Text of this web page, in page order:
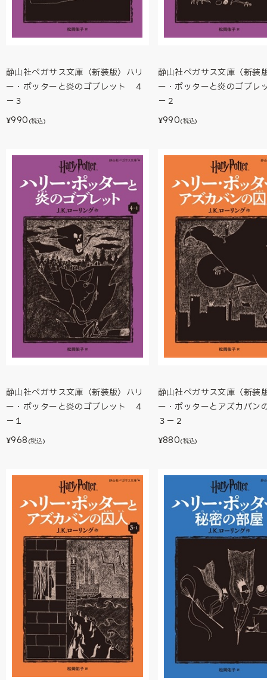
静山社ペガサス文庫〈新装版〉ハリ
ー・ポッターと炎のゴブレット ４
－３
¥990 (税込)
静山社ペガサス文庫〈新装
ー・ポッターと炎のゴブ
－２
¥990(税込)
静山社ペガサス文庫〈新装版〉ハリ
ー・ポッターと炎のゴブレット ４
－１
¥968 (税込)
静山社ペガサス文庫〈新装
ー・ポッターとアズカバ
３－２
¥880(税込)